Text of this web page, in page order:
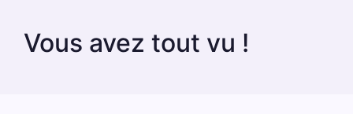
Vous avez tout vu !